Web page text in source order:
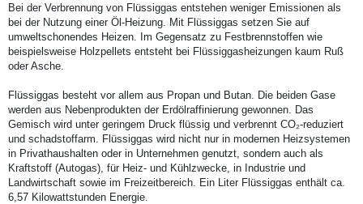
Bei der Verbrennung von Flüssiggas entstehen weniger Emissionen als
bei der Nutzung einer Öl-Heizung. Mit Flüssiggas setzen Sie auf
umweltschonendes Heizen. Im Gegensatz zu Festbrennstoffen wie
beispielsweise Holzpellets entsteht bei Flüssiggasheizungen kaum Ruß
oder Asche.
Flüssiggas besteht vor allem aus Propan und Butan. Die beiden Gase
werden aus Nebenprodukten der Erdölraffinierung gewonnen. Das
Gemisch wird unter geringem Druck flüssig und verbrennt CO₂-reduziert
und schadstoffarm. Flüssiggas wird nicht nur in modernen Heizsystemen
in Privathaushalten oder in Unternehmen genutzt, sondern auch als
Kraftstoff (Autogas), für Heiz- und Kühlzwecke, in Industrie und
Landwirtschaft sowie im Freizeitbereich. Ein Liter Flüssiggas enthält ca.
6,57 Kilowattstunden Energie.